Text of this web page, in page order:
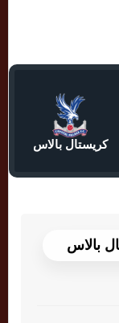
كريستال بالاس